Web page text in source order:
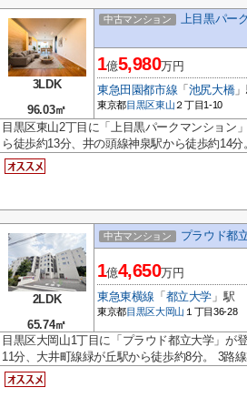
3LDK
96.03㎡
中古マンション 上目黒パー
1億5,980万円
東急田園都市線 「 池尻大橋
東京都目黒区東山 ２丁目1-10
目黒区東山2丁目に「上目黒パークマンション
ら徒歩約13分、井の頭線神泉駅から徒歩約14
2LDK
65.74㎡
中古マンション プラウド都
1億4,650万円
東急東横線 「 都立大学 」駅
東京都目黒区大岡山 １丁目36-28
目黒区大岡山1丁目に「プラウド都立大学」が
11分、大井町線緑が丘駅から徒歩約8分。 3路